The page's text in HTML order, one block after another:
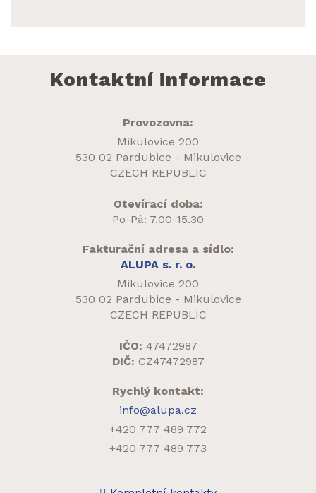
Kontaktní informace
Provozovna:
Mikulovice 200
530 02 Pardubice - Mikulovice
CZECH REPUBLIC
Otevírací doba:
Po-Pá: 7.00-15.30
Fakturační adresa a sídlo:
ALUPA s. r. o.
Mikulovice 200
530 02 Pardubice - Mikulovice
CZECH REPUBLIC
IČO: 47472987
DIČ: CZ47472987
Rychlý kontakt:
info@alupa.cz
+420 777 489 772
+420 777 489 773